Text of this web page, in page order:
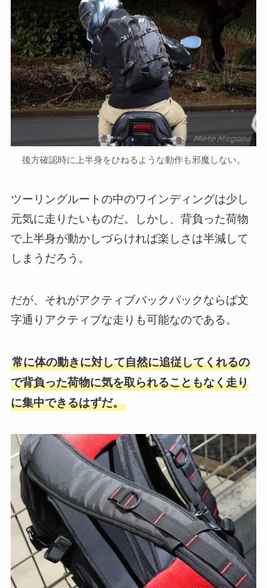
後方確認時に上半身をひねるような動作も邪魔しない。
ツーリングルートの中のワインディングは少し
元気に走りたいものだ。しかし、背負った荷物
で上半身が動かしづらければ楽しさは半減して
しまうだろう。
だが、それがアクティブバックパックならば文
字通りアクティブな走りも可能なのである。
常に体の動きに対して自然に追従してくれるの
で背負った荷物に気を取られることもなく走り
に集中できるはずだ。